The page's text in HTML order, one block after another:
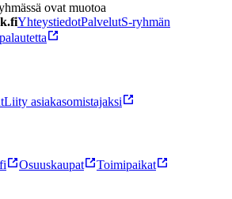
ovat muotoa
YhteystiedotPalvelutS-ryhmän
Liity asiakasomistajaksi
Osuuskaupat Toimipaikat